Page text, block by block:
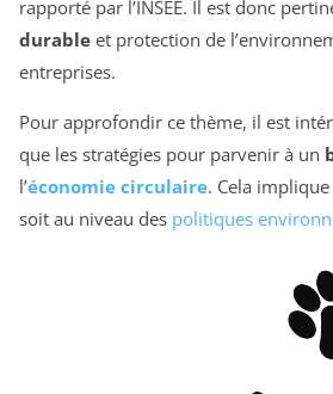
rapporté par l’INSEE. Il est donc
durable et protection de
entreprises.
Pour approfondir ce thème, il est
que les stratégies pour parvenir à un
l’économie circulaire. Cela
soit au niveau des politiques